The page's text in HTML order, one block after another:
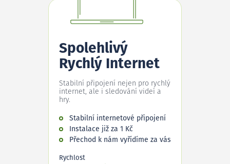
Spolehlivý
Rychlý Internet
Stabilní připojení nejen pro rychlý
internet, ale i sledování videí a
hry.
Stabilní internetové připojení
Instalace již za 1 Kč
Přechod k nám vyřídíme za vás
Rychlost